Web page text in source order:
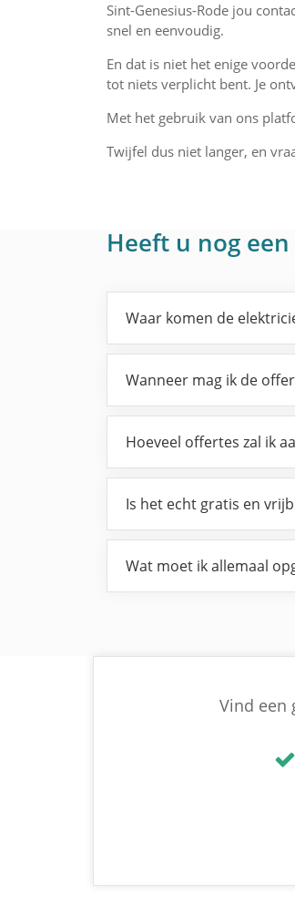
Sint-Genesius-Rode jou
snel en eenvoudig.
En dat is niet het enige
tot niets verplicht bent. Je
Met het gebruik van ons
Twijfel dus niet langer, en
Heeft u nog een
Waar komen de
Wanneer mag ik de
Hoeveel offertes zal ik
Is het echt gratis en
Wat moet ik allemaal
Vind een